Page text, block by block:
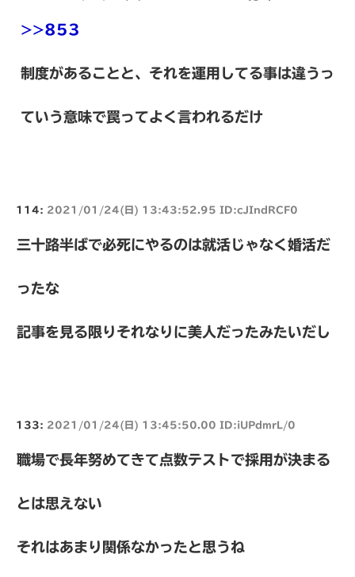
>>853
制度があることと、それを運用してる事は違うっ
ていう意味で罠ってよく言われるだけ
114: 2021/01/24(日) 13:43:52.95 ID:cJIndRCF0
三十路半ばで必死にやるのは就活じゃなく婚活だ
ったな
記事を見る限りそれなりに美人だったみたいだし
133: 2021/01/24(日) 13:45:50.00 ID:iUPdmrL/0
職場で長年努めてきて点数テストで採用が決まる
とは思えない
それはあまり関係なかったと思うね